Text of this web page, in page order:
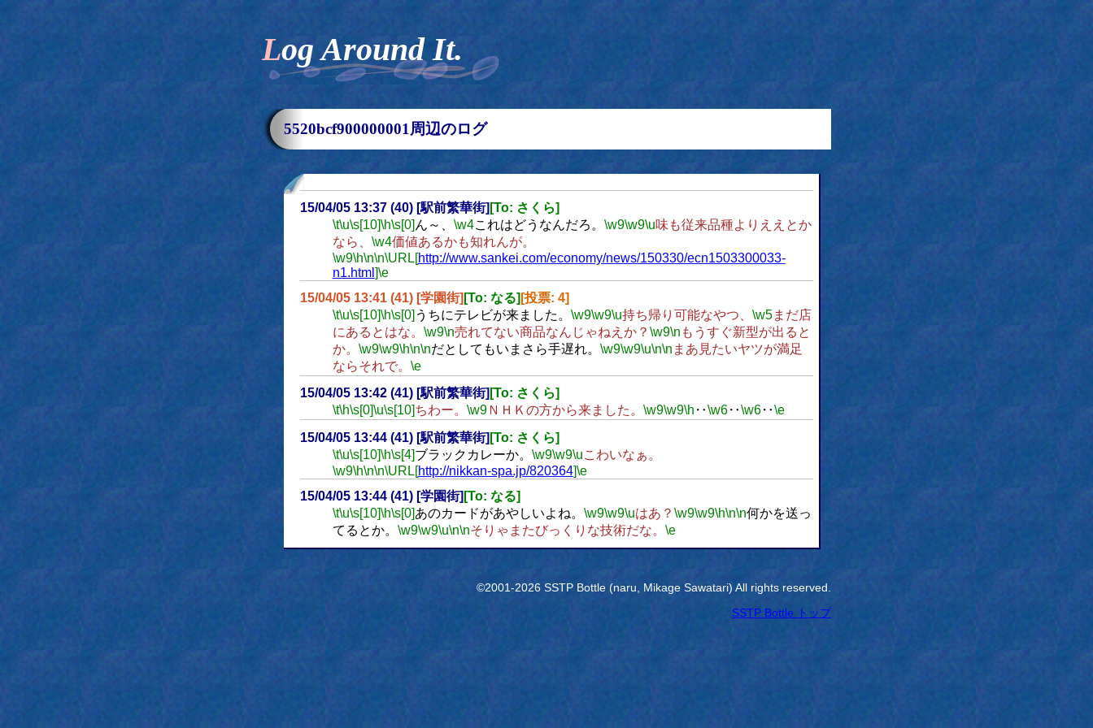
Log Around It.
5520bcf900000001周辺のログ
15/04/05 13:37 (40) [駅前繁華街] [To: さくら]
\t\u\s[10]\h\s[0] ん～、 \w4これはどうなんだろ。 \w9\w9\u味も従来品種よりええとか
なら、 \w4価値あるかも知れんが。
\w9\h\n\n\URL[http://www.sankei.com/economy/news/150330/ecn1503300033-
n1.html ]\e
15/04/05 13:41 (41) [学園街] [To: なる] [投票: 4]
\t\u\s[10]\h\s[0] うちにテレビが来ました。 \w9\w9\u持ち帰り可能なやつ、 \w5まだ店
にあるとはな。 \w9\n売れてない商品なんじゃねえか？ \w9\n もうすぐ新型が出ると
か。 \w9\w9\h\n\nだとしてもいまさら手遅れ。 \w9\w9\u\n\n まあ見たいヤツが満足
ならそれで。 \e
15/04/05 13:42 (41) [駅前繁華街] [To: さくら]
\t\h\s[0]\u\s[10]ちわー。 \w9ＮＨＫの方から来ました。 \w9\w9\h ‥\w6‥\w6‥\e
15/04/05 13:44 (41) [駅前繁華街] [To: さくら]
\t\u\s[10]\h\s[4]ブラックカレーか。 \w9\w9\uこわいなぁ。
\w9\h\n\n\URL[http://nikkan-spa.jp/820364]\e
15/04/05 13:44 (41) [学園街] [To: なる]
\t\u\s[10]\h\s[0]あのカードがあやしいよね。 \w9\w9\uはあ？ \w9\w9\h\n\n何かを送っ
てるとか。 \w9\w9\u\n\nそりゃまたびっくりな技術だな。 \e
©2001-2026 SSTP Bottle (naru, Mikage Sawatari) All rights reserved.
SSTP Bottle トップ